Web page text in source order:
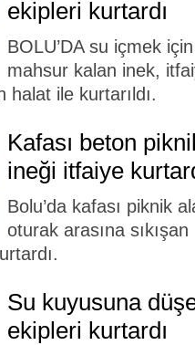
ekipleri kurtardı
BOLU’DA su içmek
mahsur kalan inek,
ile kurtarıldı.
Kafası beton
ineği itfaiye
Bolu’da kafası piknik
oturak arasına
Su kuyusuna
ekipleri kurtardı